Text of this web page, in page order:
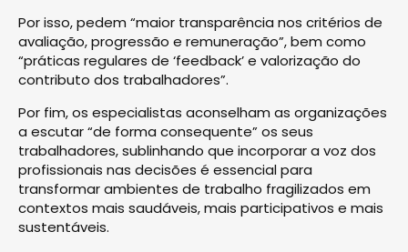
Por isso, pedem “maior transparência nos critérios de
avaliação, progressão e remuneração”, bem como
“práticas regulares de ‘feedback’ e valorização do
contributo dos trabalhadores”.
Por fim, os especialistas aconselham as organizações
a escutar “de forma consequente” os seus
trabalhadores, sublinhando que incorporar a voz dos
profissionais nas decisões é essencial para
transformar ambientes de trabalho fragilizados em
contextos mais saudáveis, mais participativos e mais
sustentáveis.